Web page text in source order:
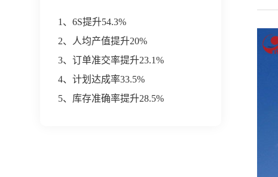
1、6S提升54.3%
2、人均产值提升20%
3、订单准交率提升23.1%
4、计划达成率33.5%
5、库存准确率提升28.5%